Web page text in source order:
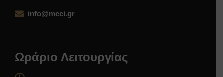
info@mcci.gr
Ωράριο Λειτουργίας